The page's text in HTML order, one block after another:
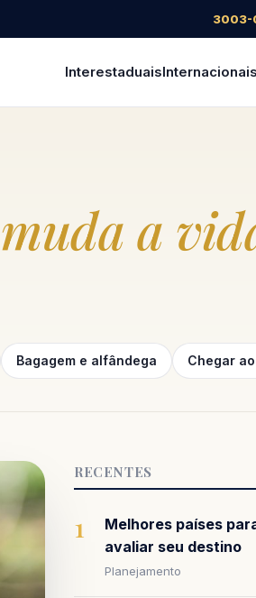
3003-
InterestaduaisInternacionais
muda a
Bagagem e alfândega Chegar
RECENTES
1
Melhores países
avaliar seu destino
Planejamento